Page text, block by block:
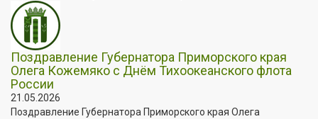
Поздравление Губернатора Приморского края
Олега Кожемяко с Днём Тихоокеанского флота
России
21.05.2026
Поздравление Губернатора Приморского края Олега